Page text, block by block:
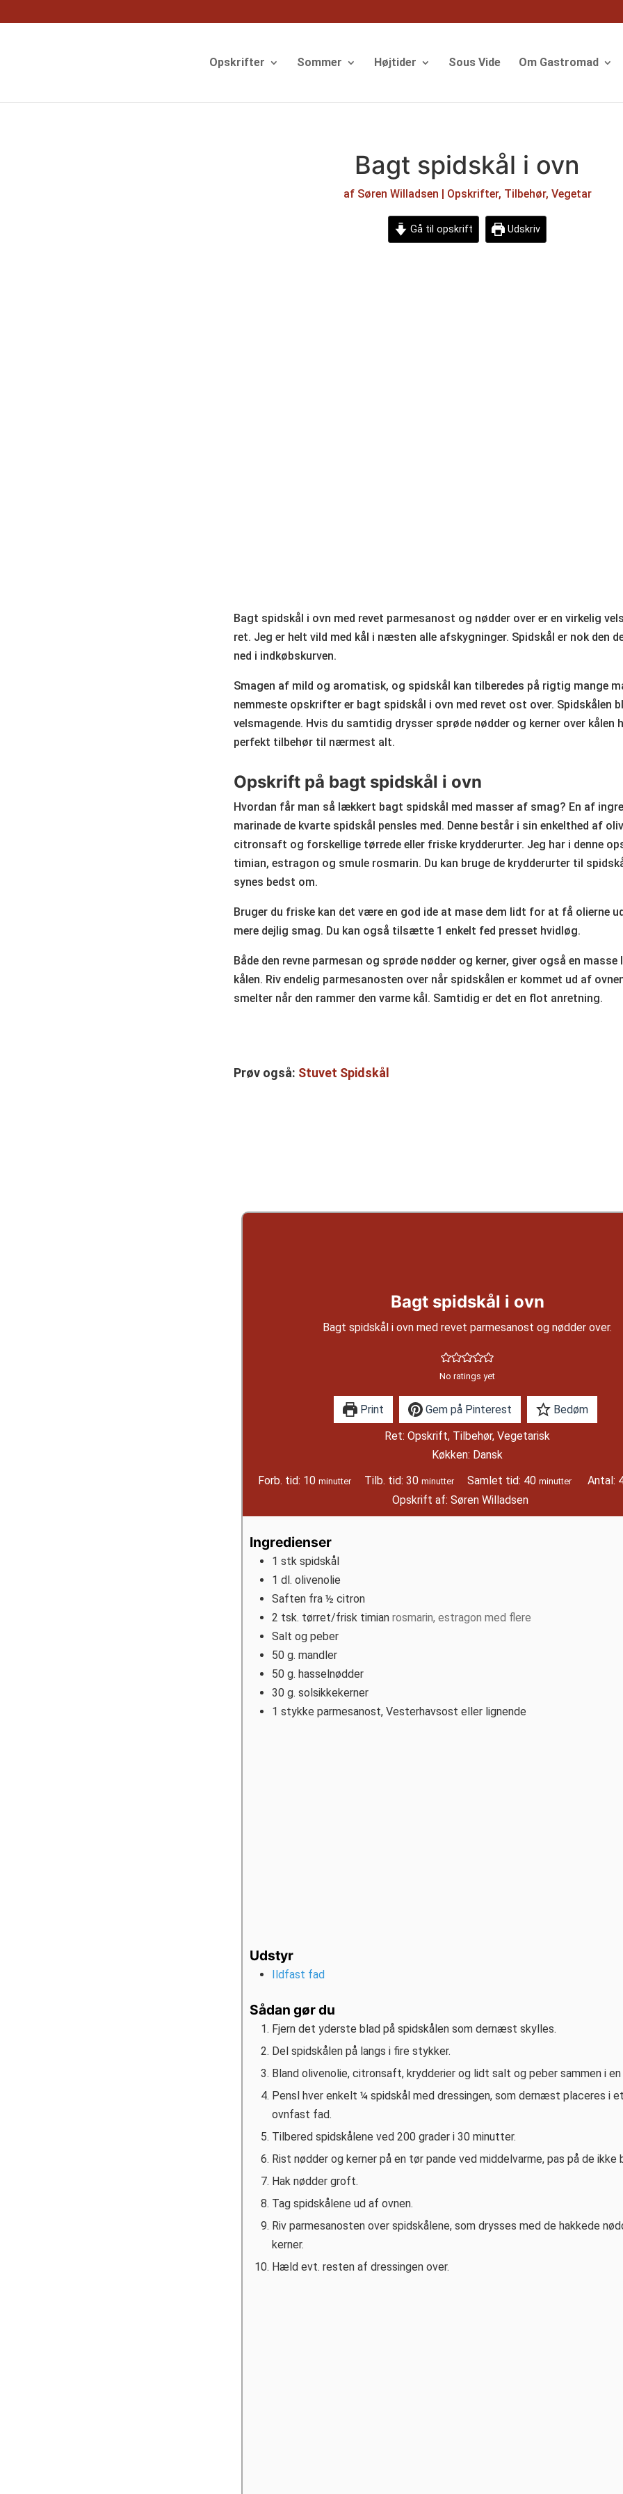
Opskrifter Sommer Højtider Sous Vide Om Gastromad
Bagt spidskål i ovn
af Søren Willadsen | Opskrifter, Tilbehør, Vegetar
Gå til opskrift Udskriv
Bagt spidskål i ovn med revet parmesanost og nødder over er en virkelig
ret. Jeg er helt vild med kål i næsten alle afskygninger. Spidskål er nok den
ned i indkøbskurven.
Smagen af mild og aromatisk, og spidskål kan tilberedes på rigtig mange
nemmeste opskrifter er bagt spidskål i ovn med revet ost over. Spidskålen
velsmagende. Hvis du samtidig drysser sprøde nødder og kerner over kålen
perfekt tilbehør til nærmest alt.
Opskrift på bagt spidskål i ovn
Hvordan får man så lækkert bagt spidskål med masser af smag? En af
marinade de kvarte spidskål pensles med. Denne består i sin enkelthed af
citronsaft og forskellige tørrede eller friske krydderurter. Jeg har i denne
timian, estragon og smule rosmarin. Du kan bruge de krydderurter til
synes bedst om.
Bruger du friske kan det være en god ide at mase dem lidt for at få olierne
mere dejlig smag. Du kan også tilsætte 1 enkelt fed presset hvidløg.
Både den revne parmesan og sprøde nødder og kerner, giver også en
kålen. Riv endelig parmesanosten over når spidskålen er kommet ud af
smelter når den rammer den varme kål. Samtidig er det en flot anretning.
Prøv også: Stuvet Spidskål
Bagt spidskål i ovn
Bagt spidskål i ovn med revet parmesanost og nødder over.
No ratings yet
Print Gem på Pinterest
Bedøm
Ret: Opskrift, Tilbehør, Vegetarisk
Køkken: Dansk
Forb. tid: 10minutter
minutter Tilb. tid: 30minutter
minutter Samlet tid: 40minutter
minutter Antal:
Opskrift af:Søren Willadsen
Ingredienser
1 stk spidskål
1 dl. olivenolie
Saften fra ½ citron
2 tsk. tørret/frisk timian rosmarin, estragon med flere
Salt og peber
50 g. mandler
50 g. hasselnødder
30 g. solsikkekerner
1 stykke parmesanost, Vesterhavsost eller lignende
Udstyr
Ildfast fad
Sådan gør du
Fjern det yderste blad på spidskålen som dernæst skylles.
Del spidskålen på langs i fire stykker.
Bland olivenolie, citronsaft, krydderier og lidt salt og peber sammen i en
Pensl hver enkelt ¼ spidskål med dressingen, som dernæst placeres i
ovnfast fad.
Tilbered spidskålene ved 200 grader i 30 minutter.
Rist nødder og kerner på en tør pande ved middelvarme, pas på de ikke
Hak nødder groft.
Tag spidskålene ud af ovnen.
Riv parmesanosten over spidskålene, som drysses med de hakkede
kerner.
Hæld evt. resten af dressingen over.